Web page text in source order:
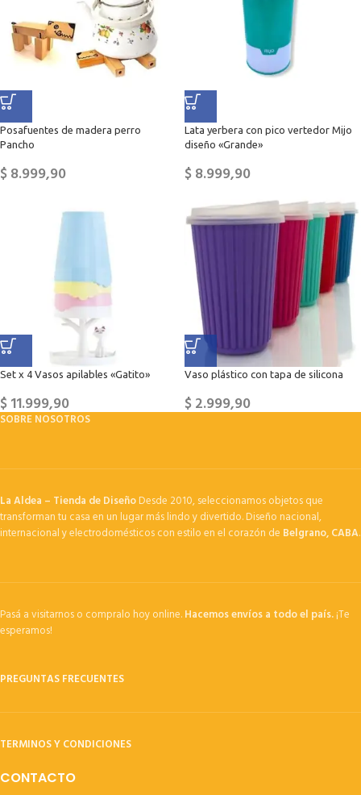
Posafuentes de madera perro
Pancho
$8.999,90
Lata yerbera con pico vertedor Mijo
diseño «Grande»
$8.999,90
Set x 4 Vasos apilables «Gatito»
$11.999,90
Vaso plástico con tapa de silicona
$2.999,90
SOBRE NOSOTROS
La Aldea – Tienda de DiseñoDesde 2010, seleccionamos objetos que
transforman tu casa en un lugar más lindo y divertido. Diseño nacional,
internacional y electrodomésticos con estilo en el corazón de Belgrano, CABA.
Pasá a visitarnos o compralo hoy online.Hacemos envíos a todo el país.¡Te
esperamos!
PREGUNTAS FRECUENTES
TERMINOS Y CONDICIONES
CONTACTO